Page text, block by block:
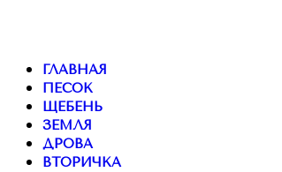
ГЛАВНАЯ
ПЕСОК
ЩЕБЕНЬ
ЗЕМЛЯ
ДРОВА
ВТОРИЧКА